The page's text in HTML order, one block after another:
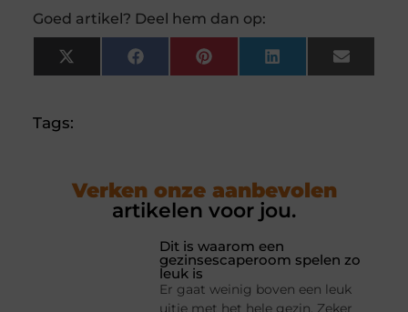
Goed artikel? Deel hem dan op:
X
(Twitter)
FacebookPinterestLinkedInEmail
Tags:
Verken onze aanbevolen
artikelen voor jou.
Dit is waarom een
gezinsescaperoom spelen zo
leuk is
Er gaat weinig boven een leuk
uitje met het hele gezin. Zeker